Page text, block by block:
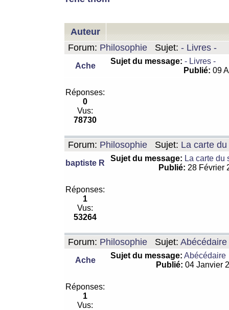
Auteur
Forum: Philosophie Sujet: - Livres -
Ache
Sujet du message: - Livres -
Publié: 09
Réponses:
0
Vus:
78730
Forum: Philosophie Sujet: La carte
baptiste R
Sujet du message: La carte du
Publié: 28 Février
Réponses:
1
Vus:
53264
Forum: Philosophie Sujet: Abécédaire
Ache
Sujet du message: Abécédaire
Publié: 04 Janvier
Réponses:
1
Vus: